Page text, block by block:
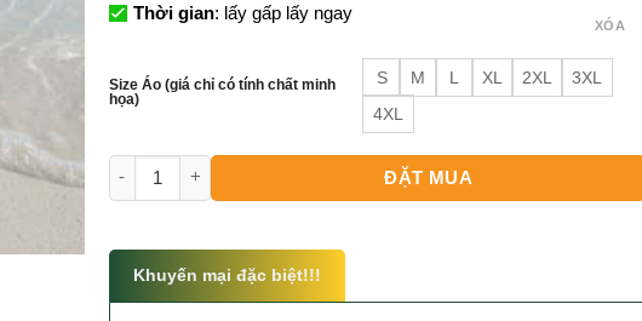
Thời gian: lấy gấp lấy ngay
Size Áo (giá chỉ có tính chất minh
họa)
S M L XL 2XL
3XL
4XL
XÓA
Đồng Phục Gia Đình Đi Du Lịch Mùa Hè 2024 số lượng
ĐẶT MUA
Khuyến mại đặc biệt!!!